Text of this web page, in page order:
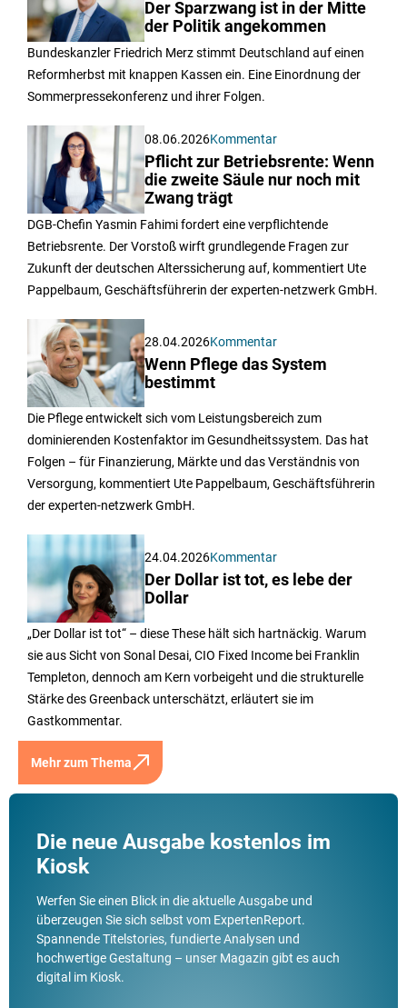
Der Sparzwang ist in der Mitte
der Politik angekommen
Bundeskanzler Friedrich Merz stimmt Deutschland auf einen
Reformherbst mit knappen Kassen ein. Eine Einordnung der
Sommerpressekonferenz und ihrer Folgen.
08.06.2026Kommentar
Pflicht zur Betriebsrente: Wenn
die zweite Säule nur noch mit
Zwang trägt
DGB-Chefin Yasmin Fahimi fordert eine verpflichtende
Betriebsrente. Der Vorstoß wirft grundlegende Fragen zur
Zukunft der deutschen Alterssicherung auf, kommentiert Ute
Pappelbaum, Geschäftsführerin der experten-netzwerk GmbH.
28.04.2026Kommentar
Wenn Pflege das System
bestimmt
Die Pflege entwickelt sich vom Leistungsbereich zum
dominierenden Kostenfaktor im Gesundheitssystem. Das hat
Folgen – für Finanzierung, Märkte und das Verständnis von
Versorgung, kommentiert Ute Pappelbaum, Geschäftsführerin
der experten-netzwerk GmbH.
24.04.2026Kommentar
Der Dollar ist tot, es lebe der
Dollar
„Der Dollar ist tot“ – diese These hält sich hartnäckig. Warum
sie aus Sicht von Sonal Desai, CIO Fixed Income bei Franklin
Templeton, dennoch am Kern vorbeigeht und die strukturelle
Stärke des Greenback unterschätzt, erläutert sie im
Gastkommentar.
Mehr zum Thema
Die neue Ausgabe kostenlos im
Kiosk
Werfen Sie einen Blick in die aktuelle Ausgabe und
überzeugen Sie sich selbst vom ExpertenReport.
Spannende Titelstories, fundierte Analysen und
hochwertige Gestaltung – unser Magazin gibt es auch
digital im Kiosk.